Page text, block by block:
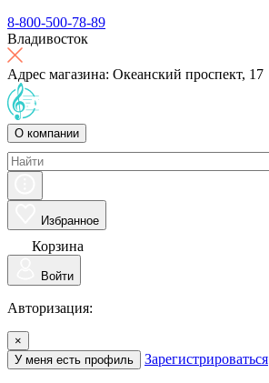
8-800-500-78-89
Владивосток
Адрес магазина: Океанский проспект, 17
О компании
Избранное
Корзина
Войти
Авторизация:
×
У меня есть профиль
Зарегистрироваться